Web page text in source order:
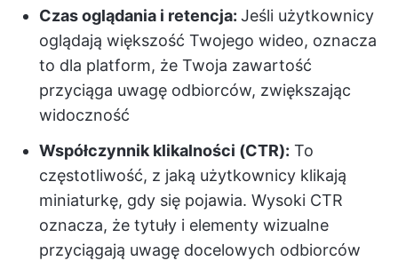
Czas oglądania i retencja: Jeśli użytkownicy
oglądają większość Twojego wideo, oznacza
to dla platform, że Twoja zawartość
przyciąga uwagę odbiorców, zwiększając
widoczność
Współczynnik klikalności (CTR): To
częstotliwość, z jaką użytkownicy klikają
miniaturkę, gdy się pojawia. Wysoki CTR
oznacza, że tytuły i elementy wizualne
przyciągają uwagę docelowych odbiorców